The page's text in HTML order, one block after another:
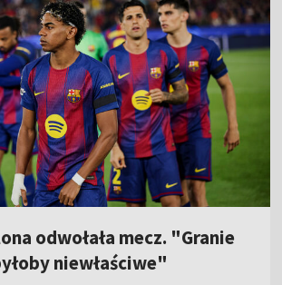
odwołała mecz. "Granie
niewłaściwe"